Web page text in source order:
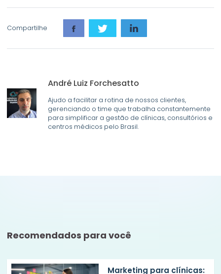
Compartilhe
André Luiz Forchesatto
Ajudo a facilitar a rotina de nossos clientes,
gerenciando o time que trabalha constantemente
para simplificar a gestão de clínicas, consultórios e
centros médicos pelo Brasil.
Recomendados para você
Marketing para clínicas: